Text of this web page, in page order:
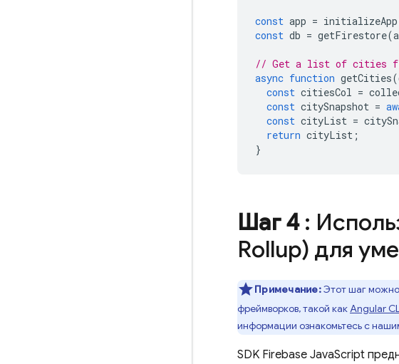
const app = initializeApp
const db = getFirestore(
// Get a list of cities
async function getCities(
const citiesCol =
const citySnapshot =
const cityList =
return cityList ;
}
Шаг 4:
Rollup) для
Примечание:Этот шаг
фреймворков, такой какAngular
информации ознакомьтесь с
SDK Firebase JavaScript